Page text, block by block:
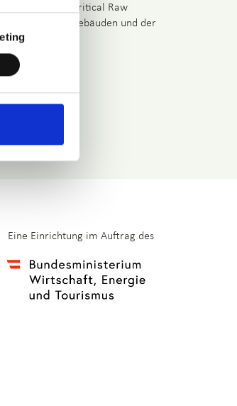
Act, des Critical Raw
von Gebäuden und der
Eine Einrichtung im Auftrag des